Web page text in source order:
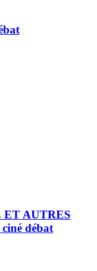
AUTRES
débat